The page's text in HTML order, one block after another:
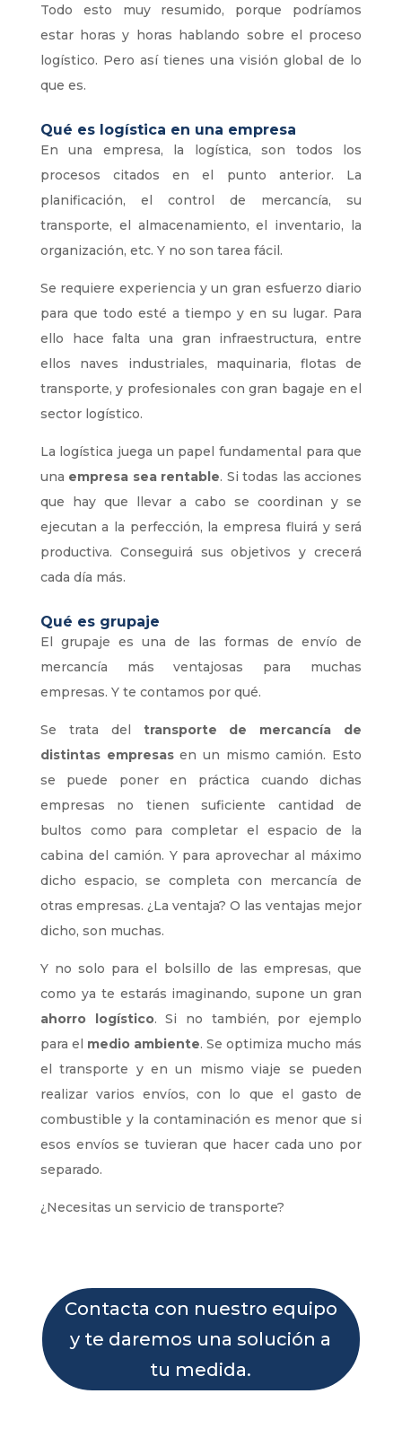
Todo esto muy resumido, porque podríamos
estar horas y horas hablando sobre el proceso
logístico. Pero así tienes una visión global de lo
que es.
Qué es logística en una empresa
En una empresa, la logística, son todos los
procesos citados en el punto anterior. La
planificación, el control de mercancía, su
transporte, el almacenamiento, el inventario, la
organización, etc. Y no son tarea fácil.
Se requiere experiencia y un gran esfuerzo diario
para que todo esté a tiempo y en su lugar. Para
ello hace falta una gran infraestructura, entre
ellos naves industriales, maquinaria, flotas de
transporte, y profesionales con gran bagaje en el
sector logístico.
La logística juega un papel fundamental para que
una empresa sea rentable. Si todas las acciones
que hay que llevar a cabo se coordinan y se
ejecutan a la perfección, la empresa fluirá y será
productiva. Conseguirá sus objetivos y crecerá
cada día más.
Qué es grupaje
El grupaje es una de las formas de envío de
mercancía más ventajosas para muchas
empresas. Y te contamos por qué.
Se trata del transporte de mercancía de
distintas empresasen un mismo camión. Esto
se puede poner en práctica cuando dichas
empresas no tienen suficiente cantidad de
bultos como para completar el espacio de la
cabina del camión. Y para aprovechar al máximo
dicho espacio, se completa con mercancía de
otras empresas. ¿La ventaja? O las ventajas mejor
dicho, son muchas.
Y no solo para el bolsillo de las empresas, que
como ya te estarás imaginando, supone un gran
ahorro logístico. Si no también, por ejemplo
para el medio ambiente. Se optimiza mucho más
el transporte y en un mismo viaje se pueden
realizar varios envíos, con lo que el gasto de
combustible y la contaminación es menor que si
esos envíos se tuvieran que hacer cada uno por
separado.
¿Necesitas un servicio de transporte?
Contacta con nuestro equipo
y te daremos una solución a
tu medida.